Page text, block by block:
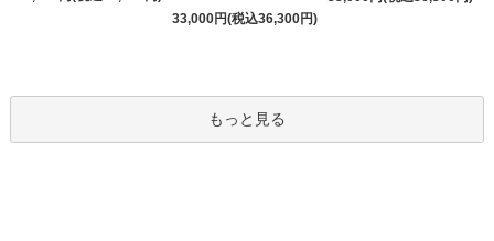
33,000円(税込36,300円)
もっと見る